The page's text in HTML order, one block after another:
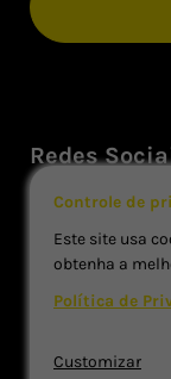
Redes
Controle de
Este site usa
obtenha a
Política de
Customizar